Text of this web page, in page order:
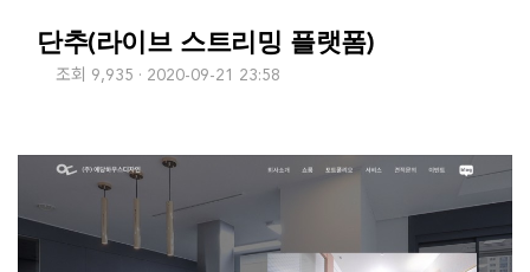
단추(라이브 스트리밍 플랫폼)
조회 9,935 2020-09-21 23:58